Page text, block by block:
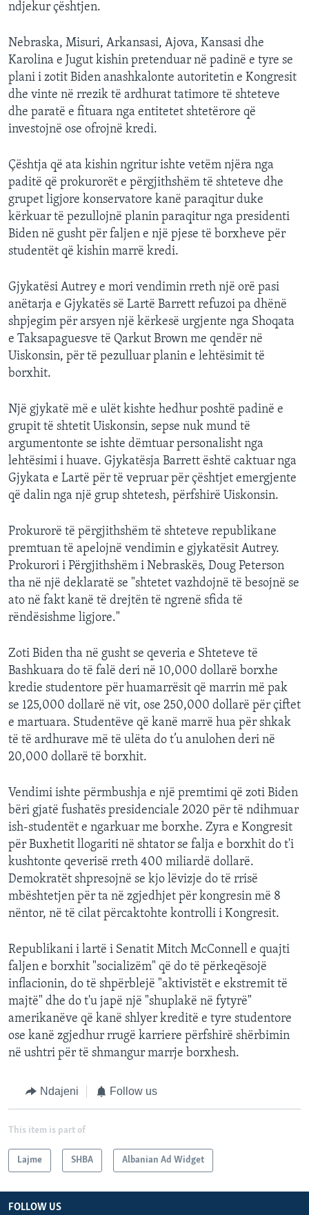
ndjekur çështjen.
Nebraska, Misuri, Arkansasi, Ajova, Kansasi dhe
Karolina e Jugut kishin pretenduar në padinë e tyre se
plani i zotit Biden anashkalonte autoritetin e Kongresit
dhe vinte në rrezik të ardhurat tatimore të shteteve
dhe paratë e fituara nga entitetet shtetërore që
investojnë ose ofrojnë kredi.
Çështja që ata kishin ngritur ishte vetëm njëra nga
paditë që prokurorët e përgjithshëm të shteteve dhe
grupet ligjore konservatore kanë paraqitur duke
kërkuar të pezullojnë planin paraqitur nga presidenti
Biden në gusht për faljen e një pjese të borxheve për
studentët që kishin marrë kredi.
Gjykatësi Autrey e mori vendimin rreth një orë pasi
anëtarja e Gjykatës së Lartë Barrett refuzoi pa dhënë
shpjegim për arsyen një kërkesë urgjente nga Shoqata
e Taksapaguesve të Qarkut Brown me qendër në
Uiskonsin, për të pezulluar planin e lehtësimit të
borxhit.
Një gjykatë më e ulët kishte hedhur poshtë padinë e
grupit të shtetit Uiskonsin, sepse nuk mund të
argumentonte se ishte dëmtuar personalisht nga
lehtësimi i huave. Gjykatësja Barrett është caktuar nga
Gjykata e Lartë për të vepruar për çështjet emergjente
që dalin nga një grup shtetesh, përfshirë Uiskonsin.
Prokurorë të përgjithshëm të shteteve republikane
premtuan të apelojnë vendimin e gjykatësit Autrey.
Prokurori i Përgjithshëm i Nebraskës, Doug Peterson
tha në një deklaratë se "shtetet vazhdojnë të besojnë se
ato në fakt kanë të drejtën të ngrenë sfida të
rëndësishme ligjore."
Zoti Biden tha në gusht se qeveria e Shteteve të
Bashkuara do të falë deri në 10,000 dollarë borxhe
kredie studentore për huamarrësit që marrin më pak
se 125,000 dollarë në vit, ose 250,000 dollarë për çiftet
e martuara. Studentëve që kanë marrë hua për shkak
të të ardhurave më të ulëta do t’u anulohen deri në
20,000 dollarë të borxhit.
Vendimi ishte përmbushja e një premtimi që zoti Biden
bëri gjatë fushatës presidenciale 2020 për të ndihmuar
ish-studentët e ngarkuar me borxhe. Zyra e Kongresit
për Buxhetit llogariti në shtator se falja e borxhit do t'i
kushtonte qeverisë rreth 400 miliardë dollarë.
Demokratët shpresojnë se kjo lëvizje do të rrisë
mbështetjen për ta në zgjedhjet për kongresin më 8
nëntor, në të cilat përcaktohte kontrolli i Kongresit.
Republikani i lartë i Senatit Mitch McConnell e quajti
faljen e borxhit "socializëm" që do të përkeqësojë
inflacionin, do të shpërblejë "aktivistët e ekstremit të
majtë" dhe do t'u japë një "shuplakë në fytyrë"
amerikanëve që kanë shlyer kreditë e tyre studentore
ose kanë zgjedhur rrugë karriere përfshirë shërbimin
në ushtri për të shmangur marrje borxhesh.
Ndajeni Follow us
This item is part of
Lajme SHBA Albanian Ad Widget
FOLLOW US